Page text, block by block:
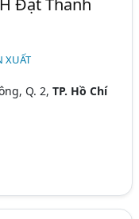
Đạt Thanh
XUẤT
Q. 2,TP. Hồ Chí